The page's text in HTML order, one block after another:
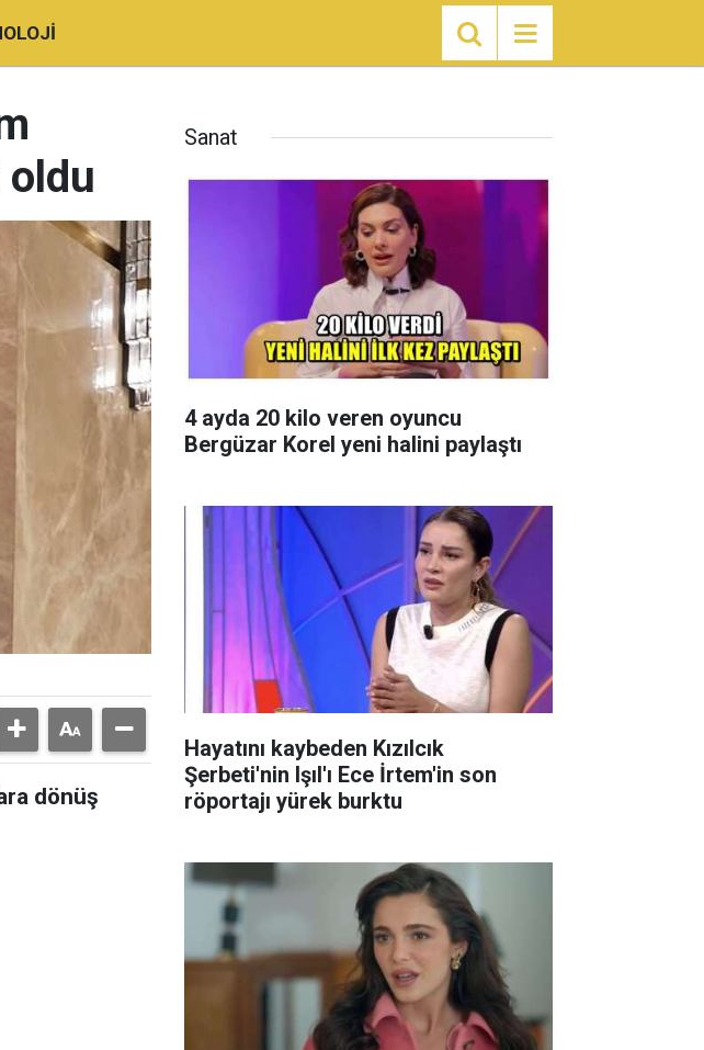
oldu
dönüş
Sanat
4 ayda 20 kilo veren oyuncu
Bergüzar Korel yeni halini paylaştı
Hayatını kaybeden Kızılcık
Şerbeti'nin Işıl'ı Ece İrtem'in son
röportajı yürek burktu